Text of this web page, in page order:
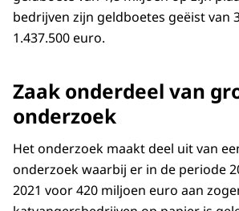
bedrijven zijn geldboetes geëist van
1.437.500 euro.
Zaak onderdeel van
onderzoek
Het onderzoek maakt deel uit van
onderzoek waarbij er in de periode
2021 voor 420 miljoen euro aan